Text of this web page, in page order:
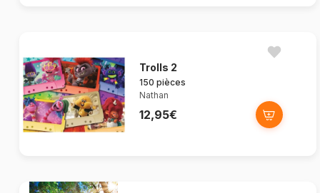
Trolls 2
150 pièces
Nathan
12,95€